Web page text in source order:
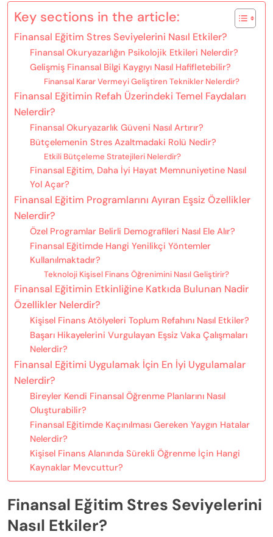
Key sections in the article:
Finansal Eğitim Stres Seviyelerini Nasıl Etkiler?
Finansal Okuryazarlığın Psikolojik Etkileri Nelerdir?
Gelişmiş Finansal Bilgi Kaygıyı Nasıl Hafifletebilir?
Finansal Karar Vermeyi Geliştiren Teknikler Nelerdir?
Finansal Eğitimin Refah Üzerindeki Temel Faydaları
Nelerdir?
Finansal Okuryazarlık Güveni Nasıl Artırır?
Bütçelemenin Stres Azaltmadaki Rolü Nedir?
Etkili Bütçeleme Stratejileri Nelerdir?
Finansal Eğitim, Daha İyi Hayat Memnuniyetine Nasıl
Yol Açar?
Finansal Eğitim Programlarını Ayıran Eşsiz Özellikler
Nelerdir?
Özel Programlar Belirli Demografileri Nasıl Ele Alır?
Finansal Eğitimde Hangi Yenilikçi Yöntemler
Kullanılmaktadır?
Teknoloji Kişisel Finans Öğrenimini Nasıl Geliştirir?
Finansal Eğitimin Etkinliğine Katkıda Bulunan Nadir
Özellikler Nelerdir?
Kişisel Finans Atölyeleri Toplum Refahını Nasıl Etkiler?
Başarı Hikayelerini Vurgulayan Eşsiz Vaka Çalışmaları
Nelerdir?
Finansal Eğitimi Uygulamak İçin En İyi Uygulamalar
Nelerdir?
Bireyler Kendi Finansal Öğrenme Planlarını Nasıl
Oluşturabilir?
Finansal Eğitimde Kaçınılması Gereken Yaygın Hatalar
Nelerdir?
Kişisel Finans Alanında Sürekli Öğrenme İçin Hangi
Kaynaklar Mevcuttur?
Finansal Eğitim Stres Seviyelerini
Nasıl Etkiler?